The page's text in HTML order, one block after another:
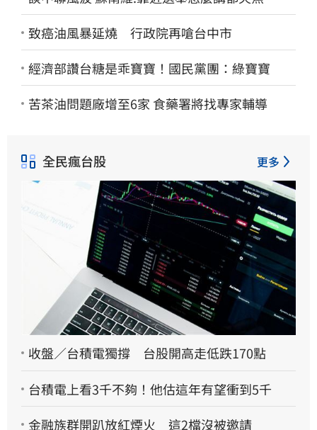
致癌油風暴延燒 行政院再嗆台中市
經濟部讚台糖是乖寶寶！國民黨團：綠寶寶
苦茶油問題廠增至6家 食藥署將找專家輔導
全民瘋台股 更多
收盤／台積電獨撐 台股開高走低跌170點
台積電上看3千不夠！他估這年有望衝到5千
金融族群開趴放紅煙火 這2檔沒被邀請